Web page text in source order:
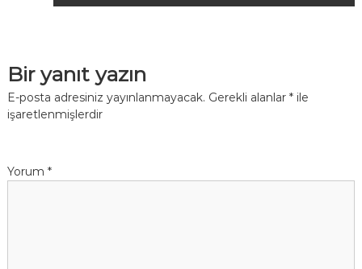
Bir yanıt yazın
E-posta adresiniz yayınlanmayacak. Gerekli alanlar *ile
işaretlenmişlerdir
Yorum *